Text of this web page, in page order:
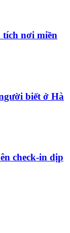
tích nơi miền
biết ở Hà
check-in dịp